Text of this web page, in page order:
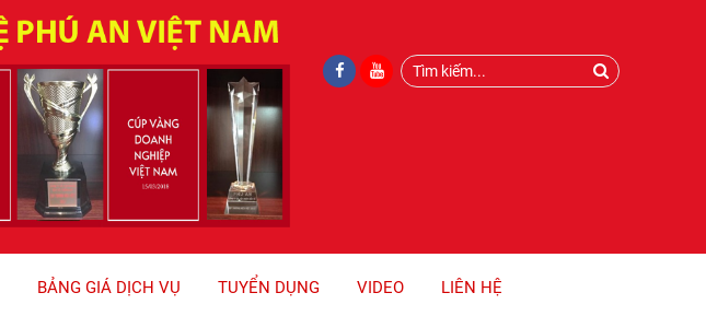
BẢNG GIÁ DỊCH VỤ TUYỂN DỤNG VIDEO LIÊN HỆ